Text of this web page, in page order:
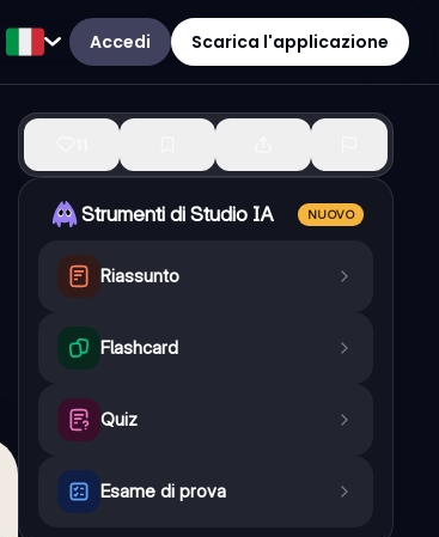
Accedi Scarica l'applicazione
Strumenti di Studio IA NUOVO
Riassunto
Flashcard
Quiz
Esame di prova